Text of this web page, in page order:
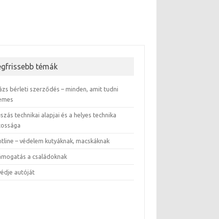
témák
bérleti szerződés – minden, amit tudni
technikai alapjai és a helyes technika
– védelem kutyáknak, macskáknak
a családoknak
autóját